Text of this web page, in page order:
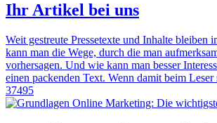
Ihr Artikel bei uns
Weit gestreute Pressetexte und Inhalte bleiben
kann man die Wege, durch die man
vorhersagen. Und wie kann man besser
einen packenden Text. Wenn damit beim
37495